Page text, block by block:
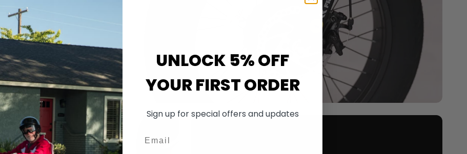
UNLOCK 5% OFF
YOUR FIRST ORDER
Sign up for special offers and updates